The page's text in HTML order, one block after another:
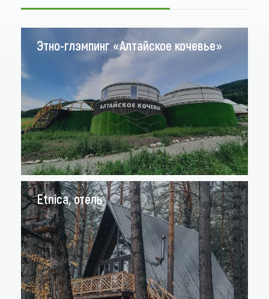
Этно-глэмпинг «Алтайское кочевье»
Etnica, отель